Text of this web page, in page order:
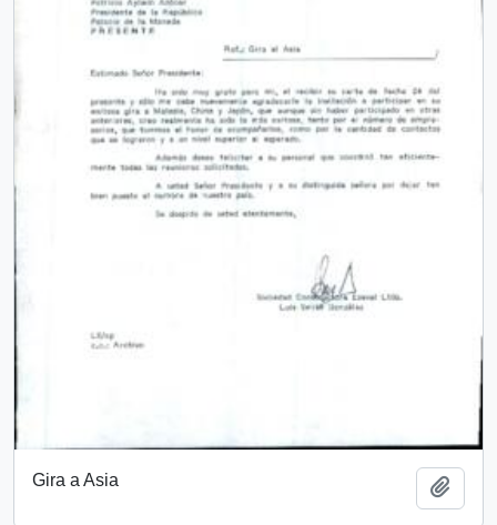
Gira a Asia